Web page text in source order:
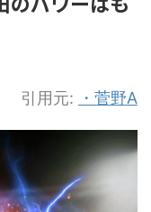
のパワーはも
引用元: ・菅野A